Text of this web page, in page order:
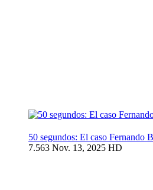
50 segundos: El caso Fernando
7.563 Nov. 13, 2025 HD